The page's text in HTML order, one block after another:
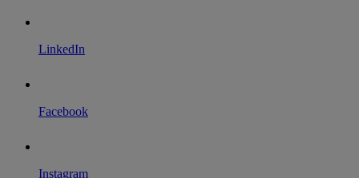
LinkedIn
Facebook
Instagram